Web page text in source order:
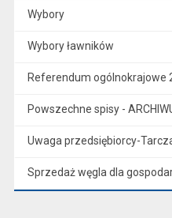
Wybory
Wybory ławników
Referendum ogólnokrajowe
Powszechne spisy -
Uwaga przedsiębiorcy-
Sprzedaż węgla dla